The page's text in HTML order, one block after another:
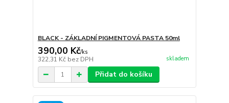
BLACK - ZÁKLADNÍ PIGMENTOVÁ PASTA 50ml
390,00 Kč/ks
322,31 Kč bez DPH skladem
Přidat do košíku